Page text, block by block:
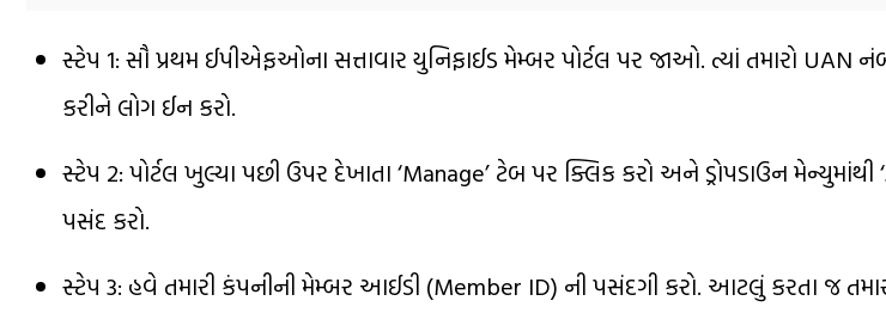
સ્ટેપ 1: સૌ પ્રથમ ઈપીએફઓના સત્તાવાર યુનિફાઈડ મેમ્બર પોર્ટલ પર જાઓ. ત્યાં તમારો UAN
કરીને લોગ ઈન કરો.
સ્ટેપ 2: પોર્ટલ ખુલ્યા પછી ઉપર દેખાતા ‘Manage’ ટેબ પર ક્લિક કરો અને ડ્રોપડાઉન
પસંદ કરો.
સ્ટેપ 3: હવે તમારી કંપનીની મેમ્બર આઈડી (Member ID) ની પસંદગી કરો. આટલું કરતા જ તમારી